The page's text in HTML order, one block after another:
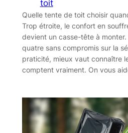
toit
Quelle tente de toit choisir
Trop étroite, le confort en
devient un casse-tête à
quatre sans compromis sur la
praticité, mieux vaut connaître
comptent vraiment. On vous